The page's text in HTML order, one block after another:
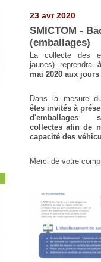
23 avr 2020
SMICTOM -
(emballages)
La collecte des
jaunes) reprendraà
mai 2020 aux
Dans la mesure
êtes invités à
d'emballages
collectes afin de
capacité des
Merci de votre